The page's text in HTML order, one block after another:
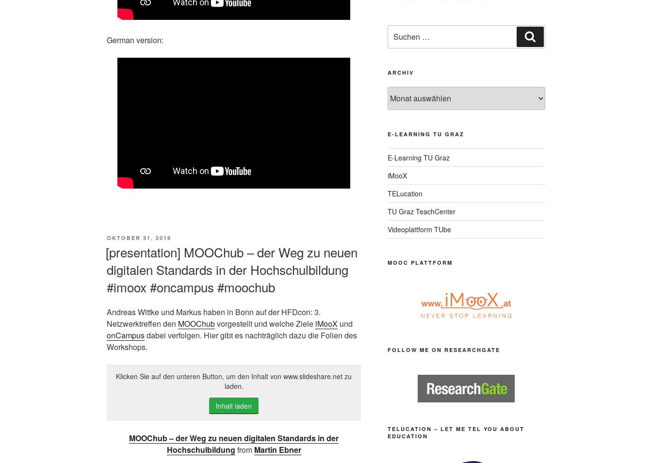
German version:
VERÖFFENTLICHT
OKTOBER 31, 2019
[presentation] MOOChub – der Weg zu neuen
digitalen Standards in der Hochschulbildung
#imoox #oncampus #moochub
Andreas Wittke und Markus haben in Bonn auf der HFDcon: 3.
Netzwerktreffen den MOOChubvorgestellt und welche Ziele iMooX und
onCampusdabei verfolgen. Hier gibt es nachträglich dazu die Folien des
Workshops.
Klicken Sie auf den unteren Button, um den Inhalt von www.slideshare.net zu
laden.
Inhalt laden
MOOChub – der Weg zu neuen digitalen Standards in der
Hochschulbildung from Martin Ebner
nach:
ARCHIV
E-LEARNING TU GRAZ
E-Learning TU Graz
iMooX
TELucation
TU Graz TeachCenter
Videoplattform TUbe
MOOC PLATTFORM
FOLLOW ME ON RESEARCHGATE
TELUCATION – LET ME TEL YOU ABOUT
EDUCATION